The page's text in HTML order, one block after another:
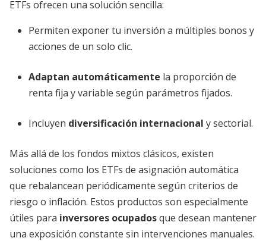
ETFs ofrecen una solución sencilla:
Permiten exponer tu inversión a múltiples bonos y
acciones de un solo clic.
Adaptan automáticamente la proporción de
renta fija y variable según parámetros fijados.
Incluyen diversificación internacional y sectorial.
Más allá de los fondos mixtos clásicos, existen
soluciones como los ETFs de asignación automática
que rebalancean periódicamente según criterios de
riesgo o inflación. Estos productos son especialmente
útiles para inversores ocupadosque desean mantener
una exposición constante sin intervenciones manuales.